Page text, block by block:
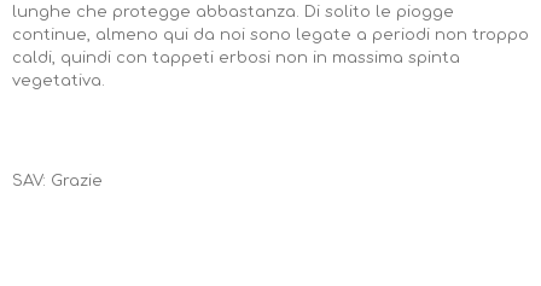
lunghe che protegge abbastanza. Di solito le piogge
continue, almeno qui da noi sono legate a periodi non troppo
caldi, quindi con tappeti erbosi non in massima spinta
vegetativa.
SAV: Grazie